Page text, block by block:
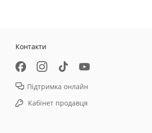
Контакти
Підтримка онлайн
Кабінет продавця